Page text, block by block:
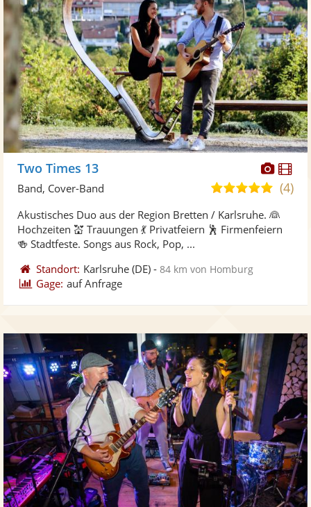
Fotos
Two Times 13
4,9
5
(4)
Band, Cover-Band
Akustisches Duo aus der Region Bretten / Karlsruhe. 👰
Hochzeiten 💒 Trauungen 💃 Privatfeiern 🕺 Firmenfeiern
🍻 Stadtfeste. Songs aus Rock, Pop, ...
Standort: Karlsruhe (DE) -84 km von Homburg
Gage: auf Anfrage